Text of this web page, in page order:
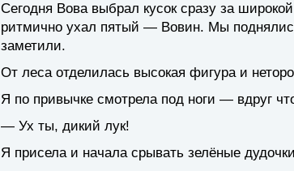
Сегодня Вова выбрал кусок сразу за
ритмично ухал пятый — Вовин. Мы
заметили.
От леса отделилась высокая фигура и
Я по привычке смотрела под ноги — вдруг
— Ух ты, дикий лук!
Я присела и начала срывать зелёные